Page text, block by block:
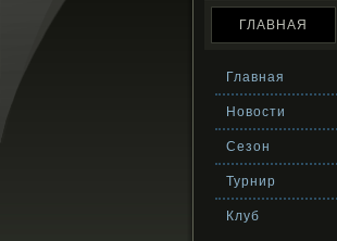
ГЛАВНАЯ
Главная
Новости
Сезон
Турнир
Клуб